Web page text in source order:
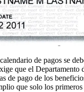
de pagos se
que el Departamento
de pago de los
que solo los primeros